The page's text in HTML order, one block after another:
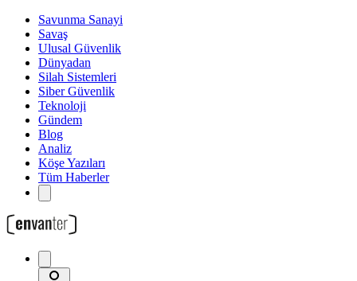
Savunma Sanayi
Savaş
Ulusal Güvenlik
Dünyadan
Silah Sistemleri
Siber Güvenlik
Teknoloji
Gündem
Blog
Analiz
Köşe Yazıları
Tüm Haberler